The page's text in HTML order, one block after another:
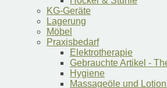
KG-Geräte
Lagerung
Möbel
Praxisbedarf
Elektrotherapie
Gebrauchte Artikel -
Hygiene
Massageöle und